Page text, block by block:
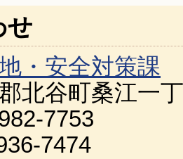
せ
・安全対策課
北谷町桑江一
7753
7474